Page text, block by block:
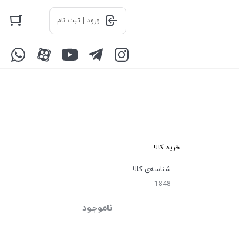
ورود | ثبت نام
خرید کالا
شناسه‌ی کالا
1848
ناموجود